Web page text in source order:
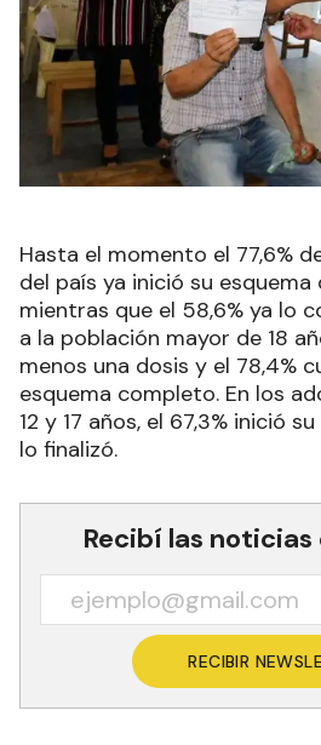
Hasta el momento el 77,6%
del país ya inició su esquema
mientras que el 58,6% ya lo
a la población mayor de 18
menos una dosis y el 78,4%
esquema completo. En los
12 y 17 años, el 67,3% inició
lo finalizó.
Recibí las
RECIBIR